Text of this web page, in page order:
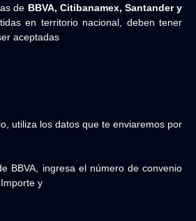
de BBVA, Citibanamex, Santander y
en territorio nacional, deben tener
aceptadas
utiliza los datos que te enviaremos por
BBVA, ingresa el número de convenio
y